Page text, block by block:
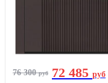
76 300руб 72 485 руб